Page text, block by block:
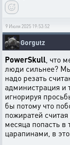
9 Июля 2025 19:53:52
Gorgutz
PowerSkull , что
люди сильнее?
надо резать
администрация и
игнорируя
бы потому что
пожиратей
месяца попасть
царапинами, в